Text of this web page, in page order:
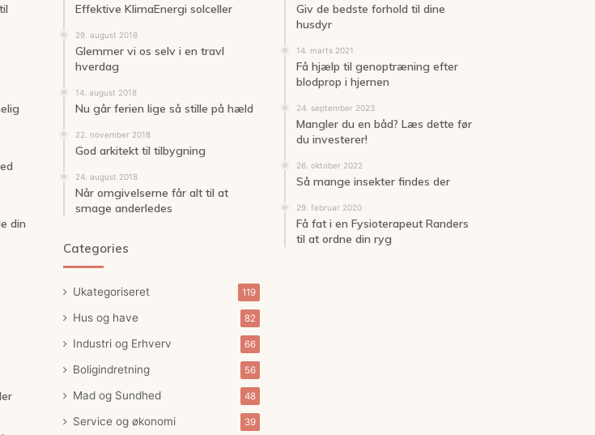
din
Effektive KlimaEnergi solceller
29. august 2018
Glemmer vi os selv i en travl
hverdag
14. august 2018
Nu går ferien lige så stille på hæld
22. november 2018
God arkitekt til tilbygning
24. august 2018
Når omgivelserne får alt til at
smage anderledes
Categories
Ukategoriseret 119
Hus og have 82
Industri og Erhverv 66
Boligindretning 56
Mad og Sundhed 48
Service og økonomi 39
Giv de bedste forhold til dine
husdyr
14. marts 2021
Få hjælp til genoptræning efter
blodprop i hjernen
24. september 2023
Mangler du en båd? Læs dette før
du investerer!
26. oktober 2022
Så mange insekter findes der
29. februar 2020
Få fat i en Fysioterapeut Randers
til at ordne din ryg